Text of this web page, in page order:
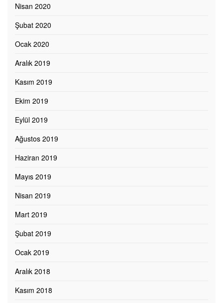
Nisan 2020
Şubat 2020
Ocak 2020
Aralık 2019
Kasım 2019
Ekim 2019
Eylül 2019
Ağustos 2019
Haziran 2019
Mayıs 2019
Nisan 2019
Mart 2019
Şubat 2019
Ocak 2019
Aralık 2018
Kasım 2018